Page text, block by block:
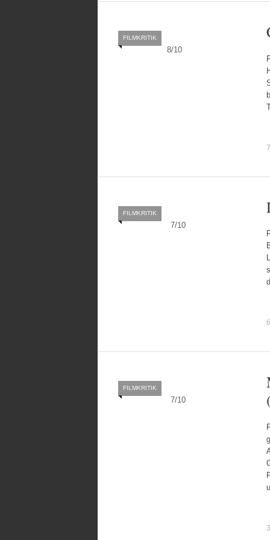
8/10
FILMKRITIK
7/10
FILMKRITIK
7/10
FILMKRITIK